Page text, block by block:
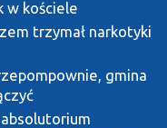
w kościele
trzymał narkotyki
gmina